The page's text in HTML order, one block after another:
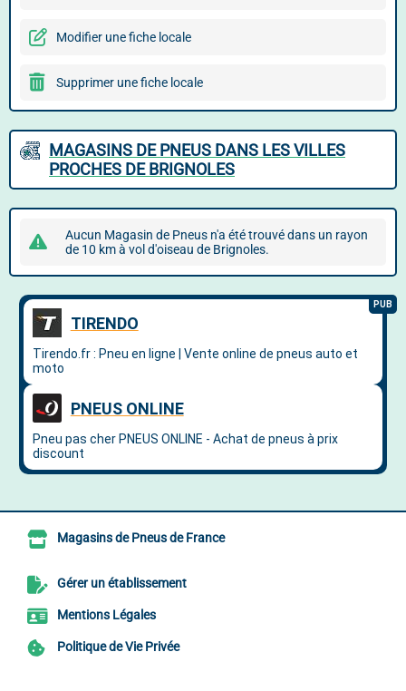
Modifier une fiche locale
Supprimer une fiche locale
MAGASINS DE PNEUS DANS LES VILLES
PROCHES DE BRIGNOLES
Aucun Magasin de Pneus n'a été trouvé dans un rayon
de 10 km à vol d'oiseau de Brignoles.
Magasins de Pneus de France
Gérer un établissement
Mentions Légales
Politique de Vie Privée